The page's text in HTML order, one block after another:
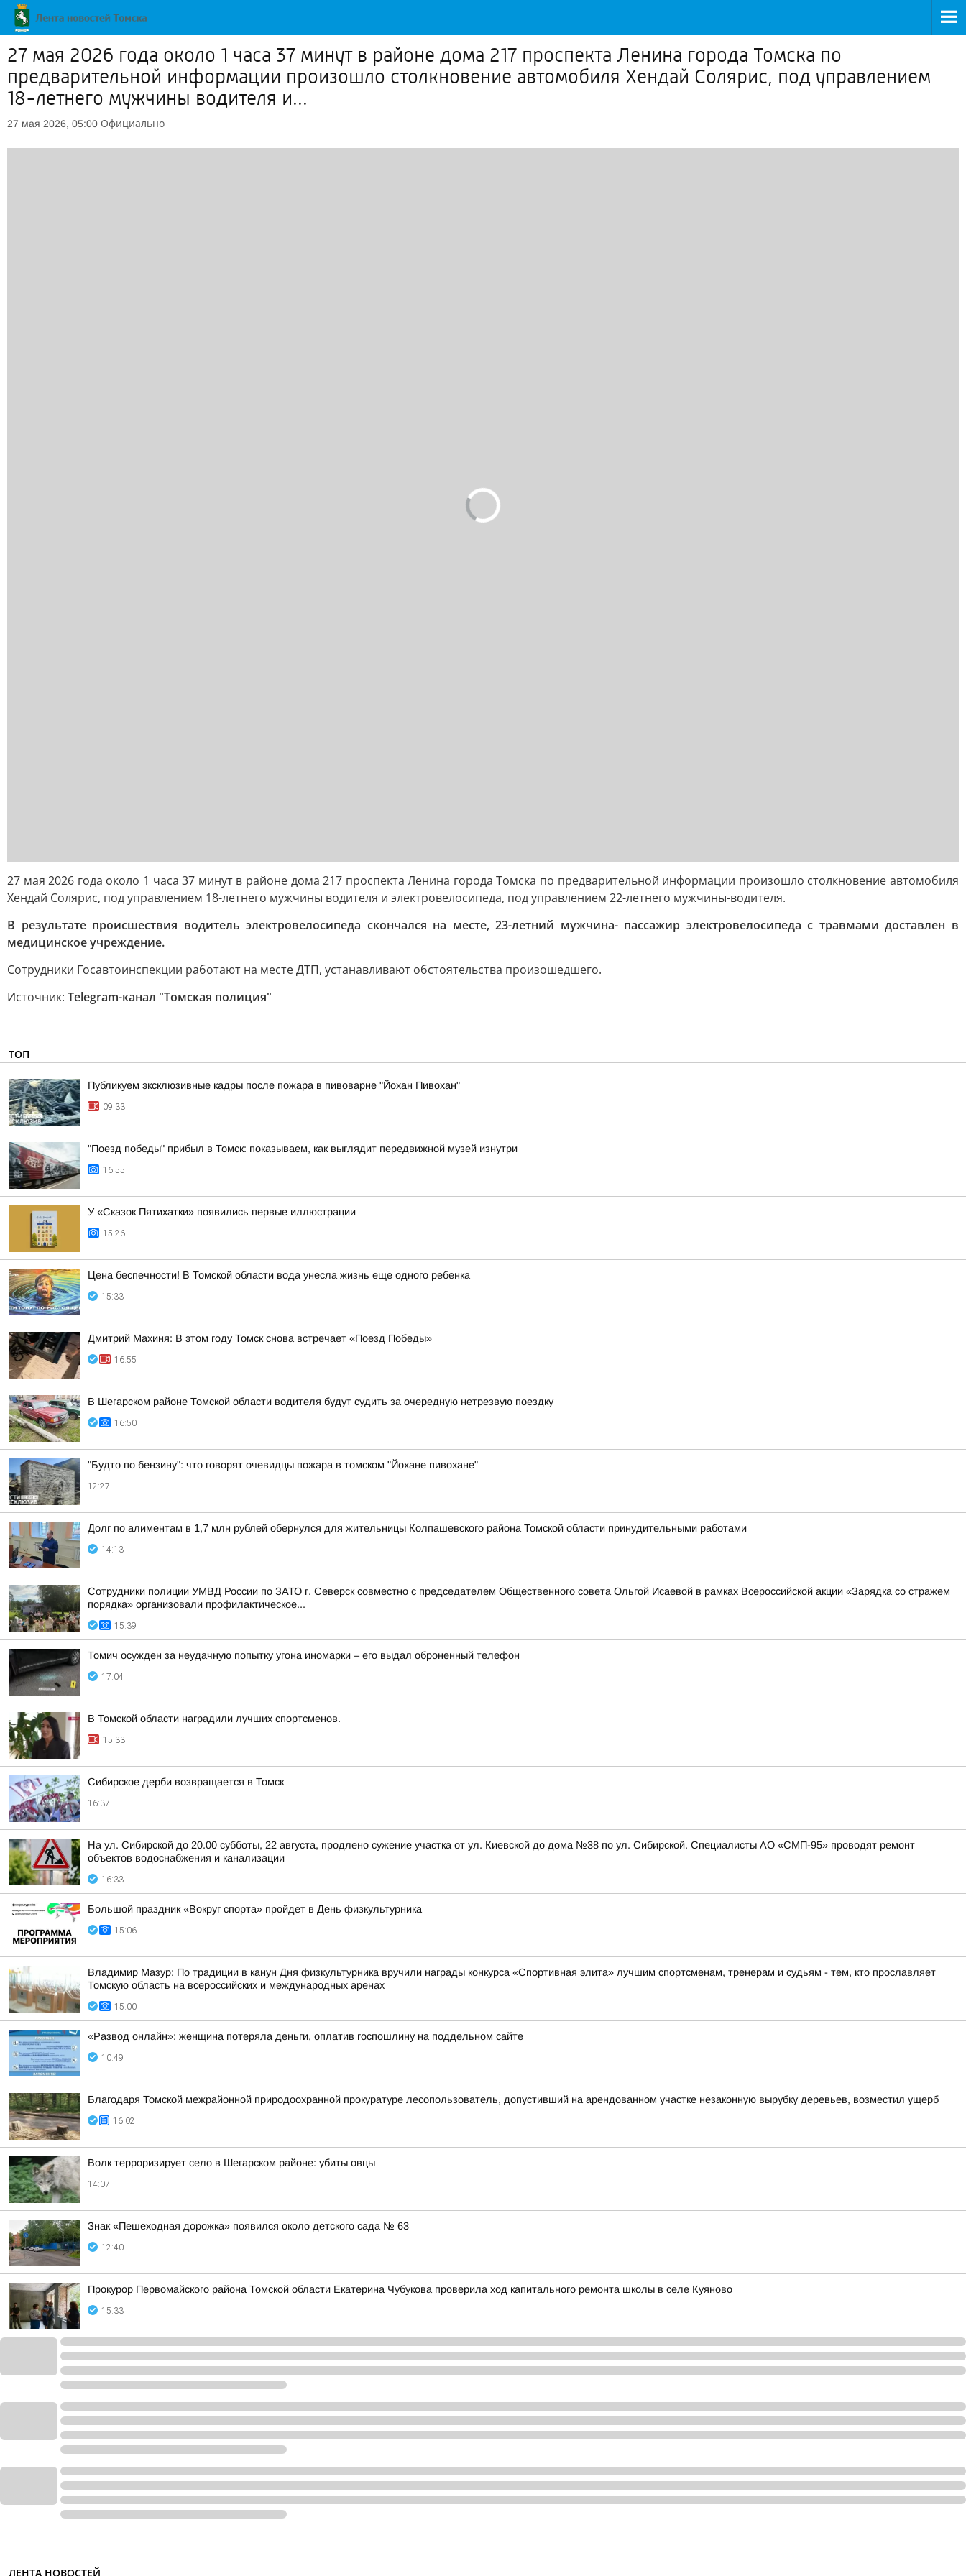
27 мая 2026 года около 1 часа 37 минут в районе дома 217 проспекта Ленина города Томска по
предварительной информации произошло столкновение автомобиля Хендай Солярис, под управлением
18-летнего мужчины водителя и...
27 мая 2026, 05:00 Официально
27 мая 2026 года около 1 часа 37 минут в районе дома 217 проспекта Ленина города Томска по предварительной информации произошло столкновение автомобиля
Хендай Солярис, под управлением 18-летнего мужчины водителя и электровелосипеда, под управлением 22-летнего мужчины-водителя.
В результате происшествия водитель электровелосипеда скончался на месте, 23-летний мужчина- пассажир электровелосипеда с травмами доставлен в
медицинское учреждение.
Сотрудники Госавтоинспекции работают на месте ДТП, устанавливают обстоятельства произошедшего.
Источник: Telegram-канал "Томская полиция"
ТОП
Публикуем эксклюзивные кадры после пожара в пивоварне "Йохан Пивохан"
09:33
"Поезд победы" прибыл в Томск: показываем, как выглядит передвижной музей изнутри
16:55
У «Сказок Пятихатки» появились первые иллюстрации
15:26
Цена беспечности! В Томской области вода унесла жизнь еще одного ребенка
15:33
Дмитрий Махиня: В этом году Томск снова встречает «Поезд Победы»
16:55
В Шегарском районе Томской области водителя будут судить за очередную нетрезвую поездку
16:50
"Будто по бензину": что говорят очевидцы пожара в томском "Йохане пивохане"
12:27
Долг по алиментам в 1,7 млн рублей обернулся для жительницы Колпашевского района Томской области принудительными работами
14:13
Сотрудники полиции УМВД России по ЗАТО г. Северск совместно с председателем Общественного совета Ольгой Исаевой в рамках Всероссийской акции «Зарядка со стражем
порядка» организовали профилактическое...
15:39
Томич осужден за неудачную попытку угона иномарки – его выдал оброненный телефон
17:04
В Томской области наградили лучших спортсменов.
15:33
Сибирское дерби возвращается в Томск
16:37
На ул. Сибирской до 20.00 субботы, 22 августа, продлено сужение участка от ул. Киевской до дома №38 по ул. Сибирской. Специалисты АО «СМП-95» проводят ремонт
объектов водоснабжения и канализации
16:33
Большой праздник «Вокруг спорта» пройдет в День физкультурника
15:06
Владимир Мазур: По традиции в канун Дня физкультурника вручили награды конкурса «Спортивная элита» лучшим спортсменам, тренерам и судьям - тем, кто прославляет
Томскую область на всероссийских и международных аренах
15:00
«Развод онлайн»: женщина потеряла деньги, оплатив госпошлину на поддельном сайте
10:49
Благодаря Томской межрайонной природоохранной прокуратуре лесопользователь, допустивший на арендованном участке незаконную вырубку деревьев, возместил ущерб
16:02
Волк терроризирует село в Шегарском районе: убиты овцы
14:07
Знак «Пешеходная дорожка» появился около детского сада № 63
12:40
Прокурор Первомайского района Томской области Екатерина Чубукова проверила ход капитального ремонта школы в селе Куяново
15:33
ЛЕНТА НОВОСТЕЙ